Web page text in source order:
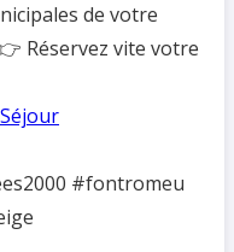
de votre
Réservez vite votre
#fontromeu